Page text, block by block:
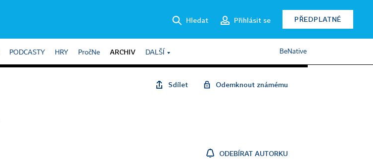
Hledat Přihlásit se PŘEDPLATNÉ
PODCASTY HRY PročNe ARCHIV DALŠÍ BeNative
Sdílet Odemknout známému
ODEBÍRAT AUTORKU